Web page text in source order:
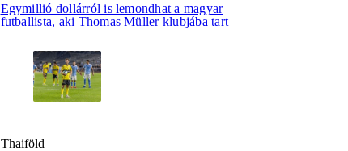
Egymillió dollárról is lemondhat a magyar
futballista, aki Thomas Müller klubjába tart
Thaiföld